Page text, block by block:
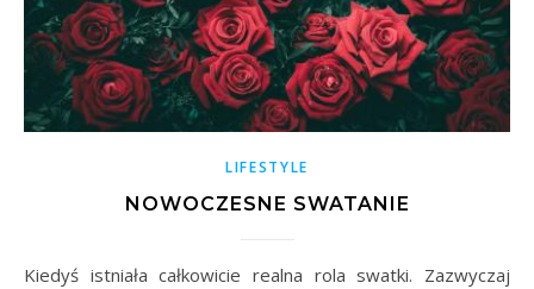
LIFESTYLE
NOWOCZESNE SWATANIE
Kiedyś istniała całkowicie realna rola swatki. Zazwyczaj